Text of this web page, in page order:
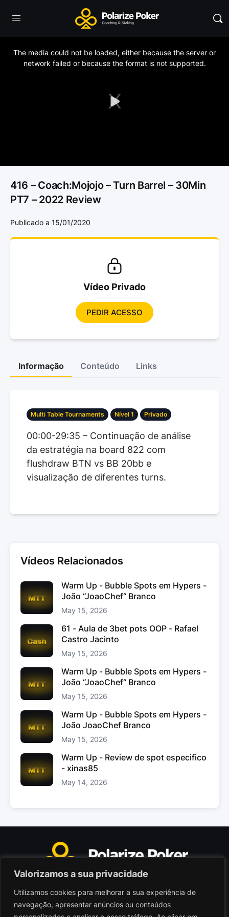
Valorizamos a sua privacidade
Utilizamos cookies para melhorar a sua experiência de
navegação, apresentar anúncios ou conteúdos
Play
The media could not be loaded, either because the server or
network failed or because the format is not supported.
416 – Coach:Mojojo – Turn Barrel – 30Min
PT7 – 2022 Review
Publicado a 15/01/2020
Vídeo Privado
PEDIR ACESSO
Informação Conteúdo Links
Multi Table Tournaments Nível 1 Privado
00:00-29:35 – Continuação de análise
da estratégia na board 822 com
flushdraw BTN vs BB 20bb e
visualização de diferentes turns.
Vídeos Relacionados
Warm Up - Bubble Spots em Hypers -
João “JoaoChef“ Branco
May 15, 2026
61 - Aula de 3bet pots OOP - Rafael
Castro Jacinto
May 15, 2026
Warm Up - Bubble Spots em Hypers -
João “JoaoChef“ Branco
May 15, 2026
Warm Up - Bubble Spots em Hypers -
João JoaoChef Branco
May 15, 2026
Warm Up - Review de spot especifico
- xinas85
May 14, 2026
Polarize Poker Limited, Malta
Sociedade comercial registada sob n.º C103402